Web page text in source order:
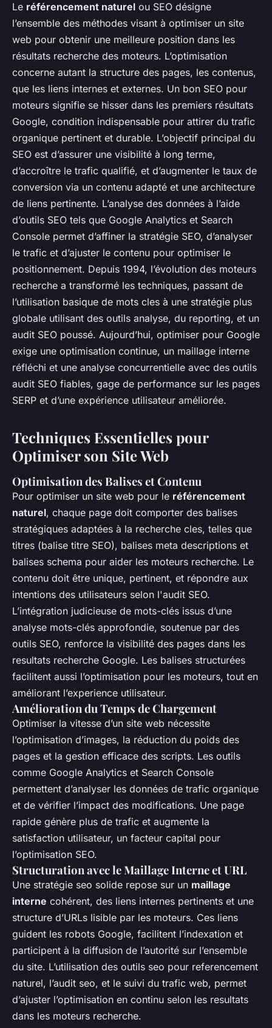
Le référencement naturel ou SEO désigne
l’ensemble des méthodes visant à optimiser un site
web pour obtenir une meilleure position dans les
résultats recherche des moteurs. L’optimisation
concerne autant la structure des pages, les contenus,
que les liens internes et externes. Un bon SEO pour
moteurs signifie se hisser dans les premiers résultats
Google, condition indispensable pour attirer du trafic
organique pertinent et durable. L’objectif principal du
SEO est d’assurer une visibilité à long terme,
d’accroître le trafic qualifié, et d’augmenter le taux de
conversion via un contenu adapté et une architecture
de liens pertinente. L’analyse des données à l’aide
d’outils SEO tels que Google Analytics et Search
Console permet d’affiner la stratégie SEO, d’analyser
le trafic et d’ajuster le contenu pour optimiser le
positionnement. Depuis 1994, l’évolution des moteurs
recherche a transformé les techniques, passant de
l’utilisation basique de mots cles à une stratégie plus
globale utilisant des outils analyse, du reporting, et un
audit SEO poussé. Aujourd’hui, optimiser pour Google
exige une optimisation continue, un maillage interne
réfléchi et une analyse concurrentielle avec des outils
audit SEO fiables, gage de performance sur les pages
SERP et d’une expérience utilisateur améliorée.
Techniques Essentielles pour
Optimiser son Site Web
Optimisation des Balises et Contenu
Pour optimiser un site web pour le référencement
naturel, chaque page doit comporter des balises
stratégiques adaptées à la recherche cles, telles que
titres (balise titre SEO), balises meta descriptions et
balises schema pour aider les moteurs recherche. Le
contenu doit être unique, pertinent, et répondre aux
intentions des utilisateurs selon l'audit SEO.
L’intégration judicieuse de mots-clés issus d’une
analyse mots-clés approfondie, soutenue par des
outils SEO, renforce la visibilité des pages dans les
resultats recherche Google. Les balises structurées
facilitent aussi l’optimisation pour les moteurs, tout en
améliorant l’experience utilisateur.
Amélioration du Temps de Chargement
Optimiser la vitesse d’un site web nécessite
l’optimisation d’images, la réduction du poids des
pages et la gestion efficace des scripts. Les outils
comme Google Analytics et Search Console
permettent d’analyser les données de trafic organique
et de vérifier l’impact des modifications. Une page
rapide génère plus de trafic et augmente la
satisfaction utilisateur, un facteur capital pour
l’optimisation SEO.
Structuration avec le Maillage Interne et URL
Une stratégie seo solide repose sur un maillage
interne cohérent, des liens internes pertinents et une
structure d’URLs lisible par les moteurs. Ces liens
guident les robots Google, facilitent l’indexation et
participent à la diffusion de l’autorité sur l’ensemble
du site. L’utilisation des outils seo pour referencement
naturel, l’audit seo, et le suivi du trafic web, permet
d’ajuster l’optimisation en continu selon les resultats
dans les moteurs recherche.